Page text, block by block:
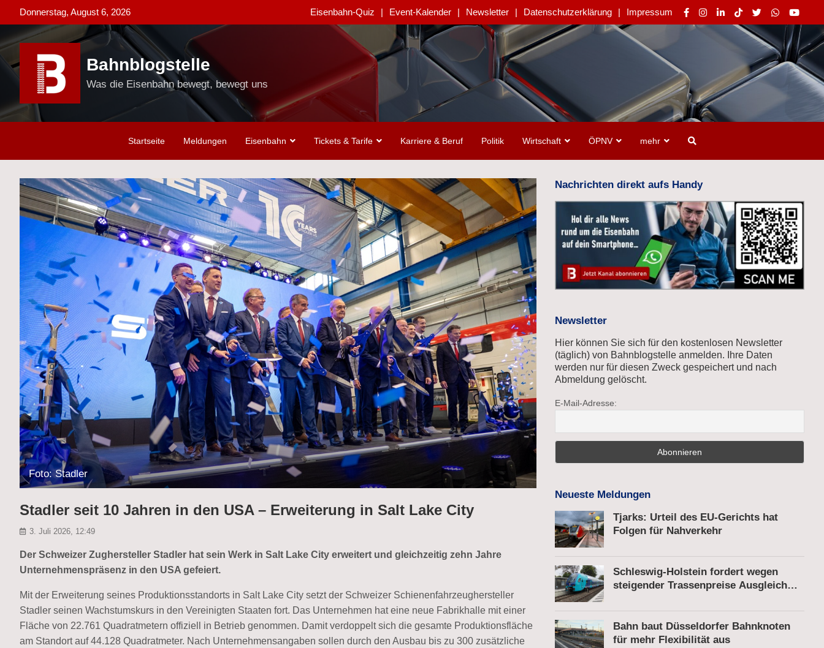
to
content
Donnerstag, August 6, 2026 Eisenbahn-Quiz Event-Kalender Newsletter Datenschutzerklärung Impressum
Bahnblogstelle
Was die Eisenbahn bewegt, bewegt uns
Startseite Meldungen Eisenbahn Tickets & Tarife Karriere & Beruf Politik Wirtschaft ÖPNV mehr
Foto: Stadler
Stadler seit 10 Jahren in den USA – Erweiterung in Salt Lake City
3. Juli 2026, 12:49
Der Schweizer Zughersteller Stadler hat sein Werk in Salt Lake City erweitert und gleichzeitig zehn Jahre
Unternehmenspräsenz in den USA gefeiert.
Mit der Erweiterung seines Produktionsstandorts in Salt Lake City setzt der Schweizer Schienenfahrzeughersteller
Stadler seinen Wachstumskurs in den Vereinigten Staaten fort. Das Unternehmen hat eine neue Fabrikhalle mit einer
Fläche von 22.761 Quadratmetern offiziell in Betrieb genommen. Damit verdoppelt sich die gesamte Produktionsfläche
am Standort auf 44.128 Quadratmeter. Nach Unternehmensangaben sollen durch den Ausbau bis zu 300 zusätzliche
Nachrichten direkt aufs Handy
Newsletter
Hier können Sie sich für den kostenlosen Newsletter
(täglich) von Bahnblogstelle anmelden. Ihre Daten
werden nur für diesen Zweck gespeichert und nach
Abmeldung gelöscht.
E-Mail-Adresse:
Neueste Meldungen
Tjarks: Urteil des EU-Gerichts hat
Folgen für Nahverkehr
Schleswig-Holstein fordert wegen
steigender Trassenpreise Ausgleich
Bahn baut Düsseldorfer Bahnknoten
für mehr Flexibilität aus